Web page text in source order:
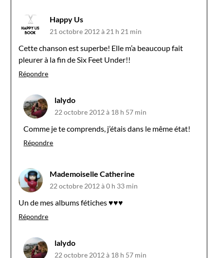
Happy Us
21 octobre 2012 à 21 h 21 min
Cette chanson est superbe! Elle m’a beaucoup fait
pleurer à la fin de Six Feet Under!!
Répondre
lalydo
22 octobre 2012 à 18 h 57 min
Comme je te comprends, j’étais dans le même état!
Répondre
Mademoiselle Catherine
22 octobre 2012 à 0 h 33 min
Un de mes albums fétiches ♥♥♥
Répondre
lalydo
22 octobre 2012 à 18 h 57 min